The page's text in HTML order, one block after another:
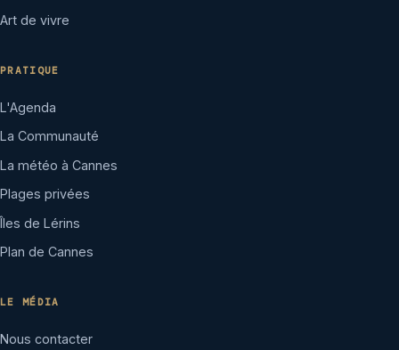
Art de vivre
PRATIQUE
L'Agenda
La Communauté
La météo à Cannes
Plages privées
Îles de Lérins
Plan de Cannes
LE MÉDIA
Nous contacter